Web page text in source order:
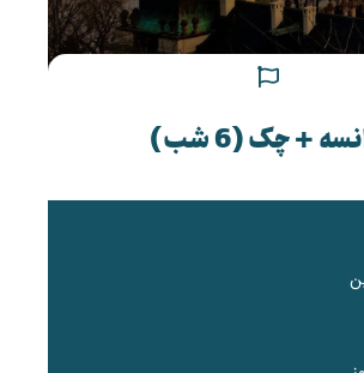
+ چک (6 شب)